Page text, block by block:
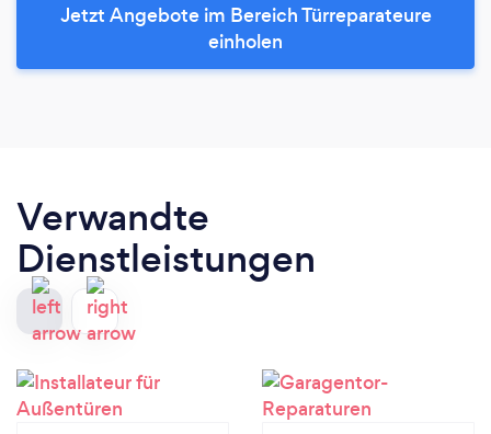
Jetzt Angebote im Bereich Türreparateure
einholen
Verwandte
Dienstleistungen